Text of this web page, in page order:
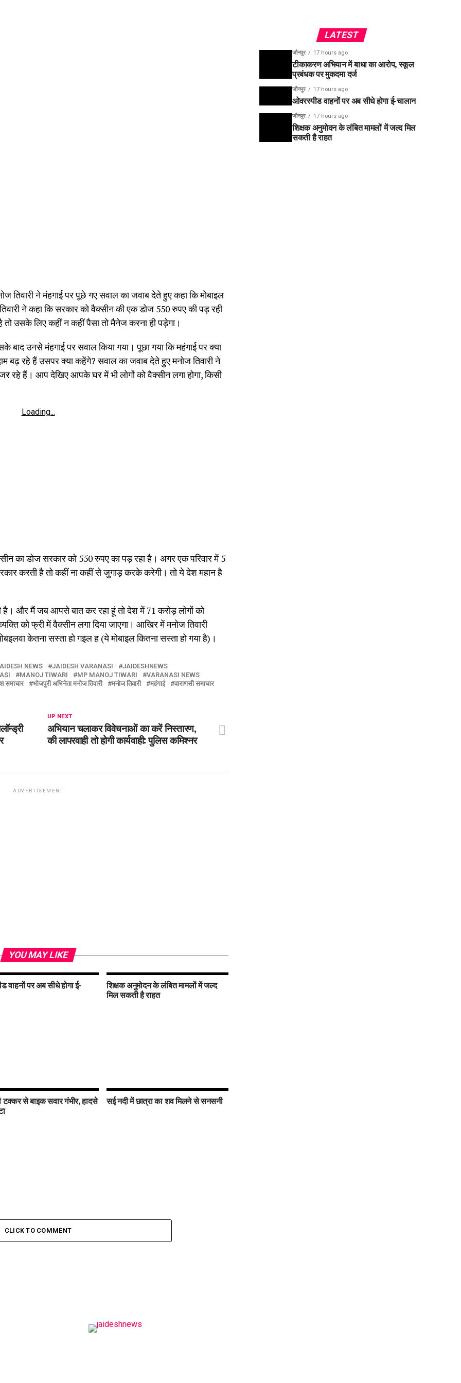
तिवारी ने मंहगाई पर पूछे गए सवाल का जवाब देते हुए कहा कि मोबाइल
ने कहा कि सरकार को वैक्सीन की एक डोज 550 रुपए की पड़ रही
उसके लिए कहीं न कहीं पैसा तो मैनेज करना ही पड़ेगा।
बाद उनसे मंहगाई पर सवाल किया गया। पूछा गया कि महंगाई पर क्या
रहे हैं उसपर क्या कहेंगे? सवाल का जवाब देते हुए मनोज तिवारी ने
रहे हैं। आप देखिए आपके घर में भी लोगों को वैक्सीन लगा होगा, किसी
Loading...
का डोज सरकार को 550 रुपए का पड़ रहा है। अगर एक परिवार में 5
करती है तो कहीं ना कहीं से जुगाड़ करके करेगी। तो ये देश महान है
है। और मैं जब आपसे बात कर रहा हूं तो देश में 71 करोड़ लोगों को
को फ्री में वैक्सीन लगा दिया जाएगा। आखिर में मनोज तिवारी
केतना सस्ता हो गइल ह (ये मोबाइल कितना सस्ता हो गया है)।
NEWS JAIDESH VARANASI
JAIDESHNEWS
MANOJ TIWARI MP MANOJ TIWARI
VARANASI NEWS
समाचार
भोजपुरी अभिनेता मनोज तिवारी मनोज तिवारी महंगाई वाराणसी समाचार
UP NEXT
अभियान चलाकर विवेचनाओं का करें निस्तारण,
की लापरवाही तो होगी कार्यवाही: पुलिस कमिश्नर
ADVERTISEMENT
YOU MAY LIKE
वाहनों पर अब सीधे होगा ई- शिक्षक अनुमोदन के लंबित मामलों में जल्द
मिल सकती है राहत
से बाइक सवार गंभीर, हादसे सई नदी में छात्रा का शव मिलने से सनसनी
CLICK TO COMMENT
LATEST
जौनपुर 17 hours ago
टीकाकरण अभियान में बाधा का आरोप, स्कूल
प्रबंधक पर मुकदमा दर्ज
जौनपुर 17 hours ago
ओवरस्पीड वाहनों पर अब सीधे होगा ई-चालान
जौनपुर 17 hours ago
शिक्षक अनुमोदन के लंबित मामलों में जल्द मिल
सकती है राहत